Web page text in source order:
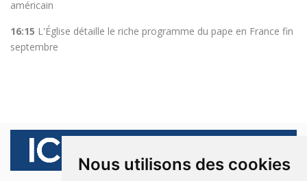
Nous utilisons des cookies
américain
16:15 L'Église détaille le riche programme du pape en France fin
septembre